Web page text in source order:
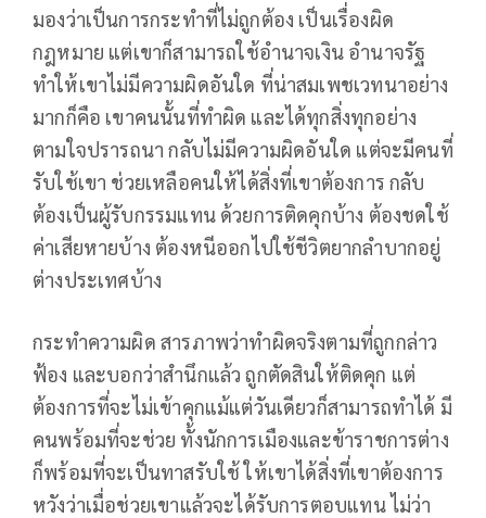
มองว่าเป็นการกระทำที่ไม่ถูกต้อง เป็นเรื่องผิด
กฎหมาย แต่เขาก็สามารถใช้อำนาจเงิน อำนาจรัฐ
ทำให้เขาไม่มีความผิดอันใด ที่น่าสมเพชเวทนาอย่าง
มากก็คือ เขาคนนั้นที่ทำผิด และได้ทุกสิ่งทุกอย่าง
ตามใจปรารถนา กลับไม่มีความผิดอันใด แต่จะมีคนที่
รับใช้เขา ช่วยเหลือคนให้ได้สิ่งที่เขาต้องการ กลับ
ต้องเป็นผู้รับกรรมแทน ด้วยการติดคุกบ้าง ต้องชดใช้
ค่าเสียหายบ้าง ต้องหนีออกไปใช้ชีวิตยากลำบากอยู่
ต่างประเทศบ้าง
กระทำความผิด สารภาพว่าทำผิดจริงตามที่ถูกกล่าว
ฟ้อง และบอกว่าสำนึกแล้ว ถูกตัดสินให้ติดคุก แต่
ต้องการที่จะไม่เข้าคุกแม้แต่วันเดียวก็สามารถทำได้ มี
คนพร้อมที่จะช่วย ทั้งนักการเมืองและข้าราชการต่าง
ก็พร้อมที่จะเป็นทาสรับใช้ ให้เขาได้สิ่งที่เขาต้องการ
หวังว่าเมื่อช่วยเขาแล้วจะได้รับการตอบแทน ไม่ว่า